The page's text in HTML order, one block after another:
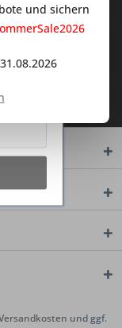
und ggf.
und sichern